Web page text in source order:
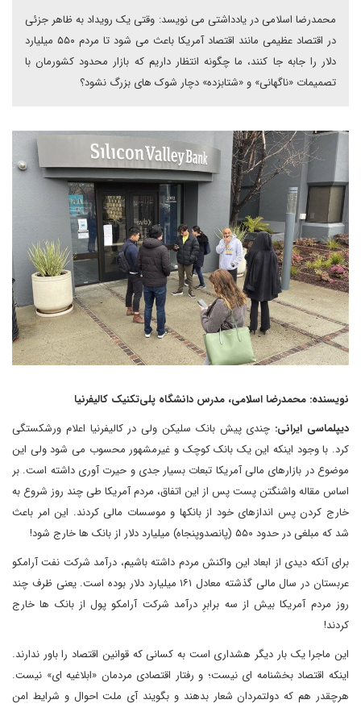
محمدرضا اسلامی در یادداشتی می نویسد: وقتی یک رویداد به ظاهر جزئی
در اقتصاد عظیمی مانند اقتصاد آمریکا باعث می شود تا مردم ۵۵۰ میلیارد
دلار را جابه جا کنند، ما چگونه انتظار داریم که بازار محدود کشورمان با
تصمیمات «ناگهانی» و «شتابزده» دچار شوک های بزرگ نشود؟
نویسنده: محمدرضا اسلامی، مدرس دانشگاه پلی‌تکنیک کالیفرنیا
دیپلماسی ایرانی: چندی پیش بانک سلیکن ولی در کالیفرنیا اعلام ورشکستگی
کرد. با وجود اینکه این یک بانک کوچک و غیرمشهور محسوب می شود ولی این
موضوع در بازارهای مالی آمریکا تبعات بسیار جدی و حیرت آوری داشته است. بر
اساس مقاله واشنگتن پست پس از این اتفاق، مردم آمریکا طی چند روز شروع به
خارج کردن پس اندازهای خود از بانکها و موسسات مالی کردند. این امر باعث
شد که مبلغی در حدود ۵۵۰ (پانصدوپنجاه) میلیارد دلار از بانک ها خارج شود!
برای آنکه دیدی از ابعاد این واکنش مردم داشته باشیم، درآمد شرکت نفت آرامکو
عربستان در سال مالی گذشته معادل ۱۶۱ میلیارد دلار بوده است. یعنی ظرف چند
روز مردم آمریکا بیش از سه برابرِ درآمد شرکت آرامکو پول از بانک ها خارج
کردند!
این ماجرا یک بار دیگر هشداری است به کسانی که قوانین اقتصاد را باور ندارند.
اینکه اقتصاد بخشنامه ای نیست؛ و رفتار اقتصادی مردمان «ابلاغیه ای» نیست.
هرچقدر هم که دولتمردان شعار بدهند و بگویند آی ملت احوال و شرایط امن